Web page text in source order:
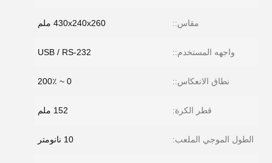
مقاس:: 430x240x260 ملم
واجهه المستخدم:: USB / RS-232
نطاق الانعكاس:: 0 ~ 200٪
قطر الكرة: 152 ملم
الطول الموجي الملعب: 10 نانومتر